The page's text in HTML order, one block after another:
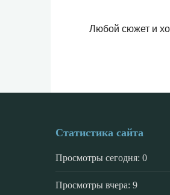
Любой сюжет и
Статистика сайта
Просмотры сегодня: 0
Просмотры вчера: 9